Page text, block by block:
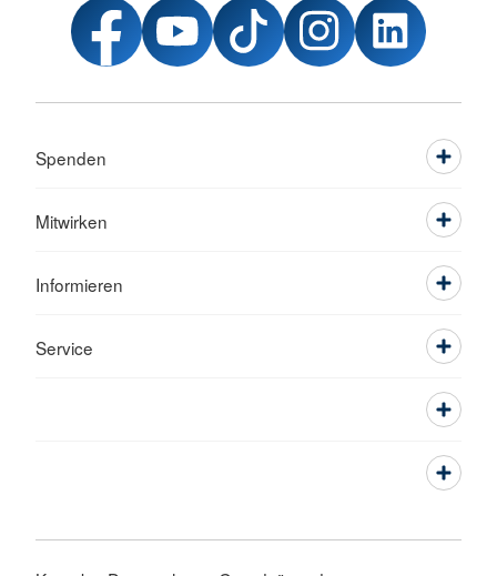
Spenden
Mitwirken
Informieren
Service